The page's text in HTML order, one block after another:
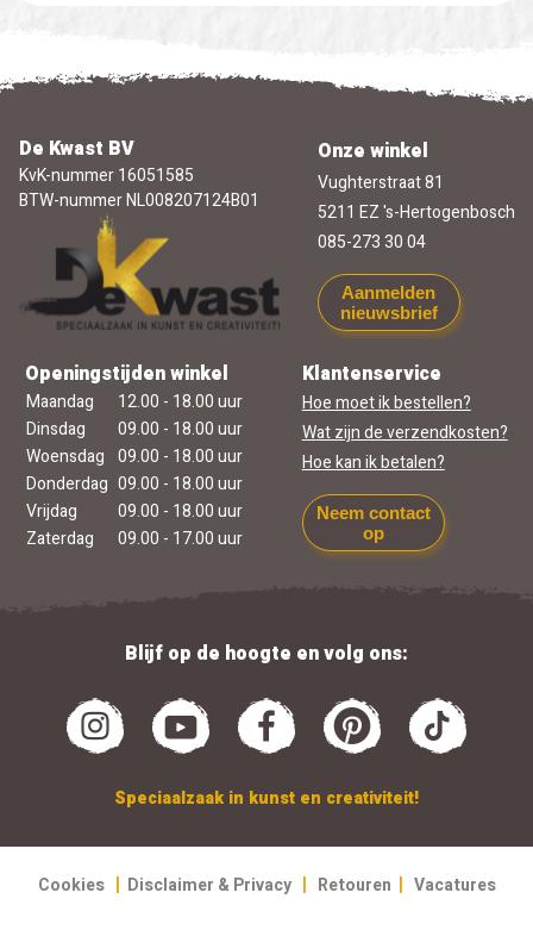
De Kwast BV
KvK-nummer 16051585
BTW-nummer NL008207124B01
Onze winkel
Vughterstraat 81
5211 EZ 's-Hertogenbosch
085-273 30 04
Aanmelden
nieuwsbrief
Openingstijden winkel
Maandag
12.00 - 18.00 uur
Dinsdag
09.00 - 18.00 uur
Woensdag 09.00 - 18.00 uur
Donderdag 09.00 - 18.00 uur
Vrijdag
09.00 - 18.00 uur
Zaterdag
09.00 - 17.00 uur
Klantenservice
Hoe moet ik bestellen?
Wat zijn de verzendkosten?
Hoe kan ik betalen?
Neem contact
op
Blijf op de hoogte en volg ons:
Speciaalzaak in kunst en creativiteit!
Cookies | Disclaimer & Privacy | Retouren | Vacatures